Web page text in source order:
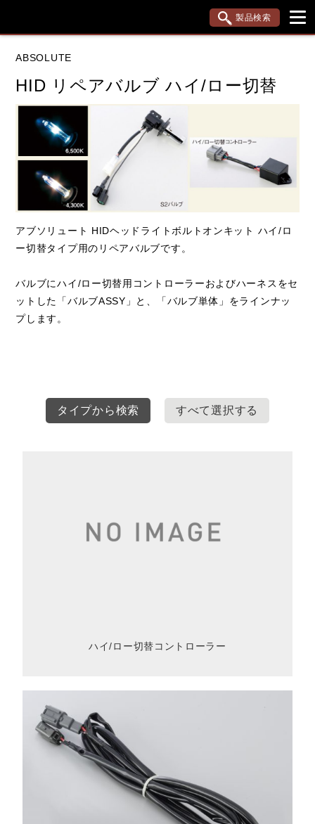
製品検索
データを準備しています。
ABSOLUTE
HID リペアバルブ ハイ/ロー切替
アブソリュート HIDヘッドライトボルトオンキット ハイ/ロ
ー切替タイプ用のリペアバルブです。
バルブにハイ/ロー切替用コントローラーおよびハーネスをセ
ットした「バルブASSY」と、「バルブ単体」をラインナッ
プします。
タイプから検索 すべて選択する
ハイ/ロー切替コントローラー